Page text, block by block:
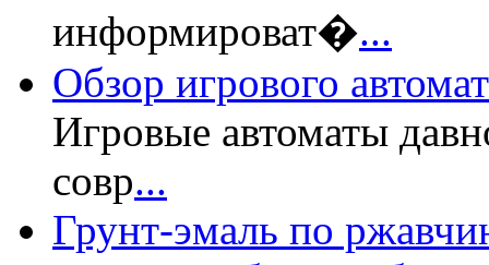
информироват�...
Обзор игрового
Игровые автоматы
совр...
Грунт-эмаль по